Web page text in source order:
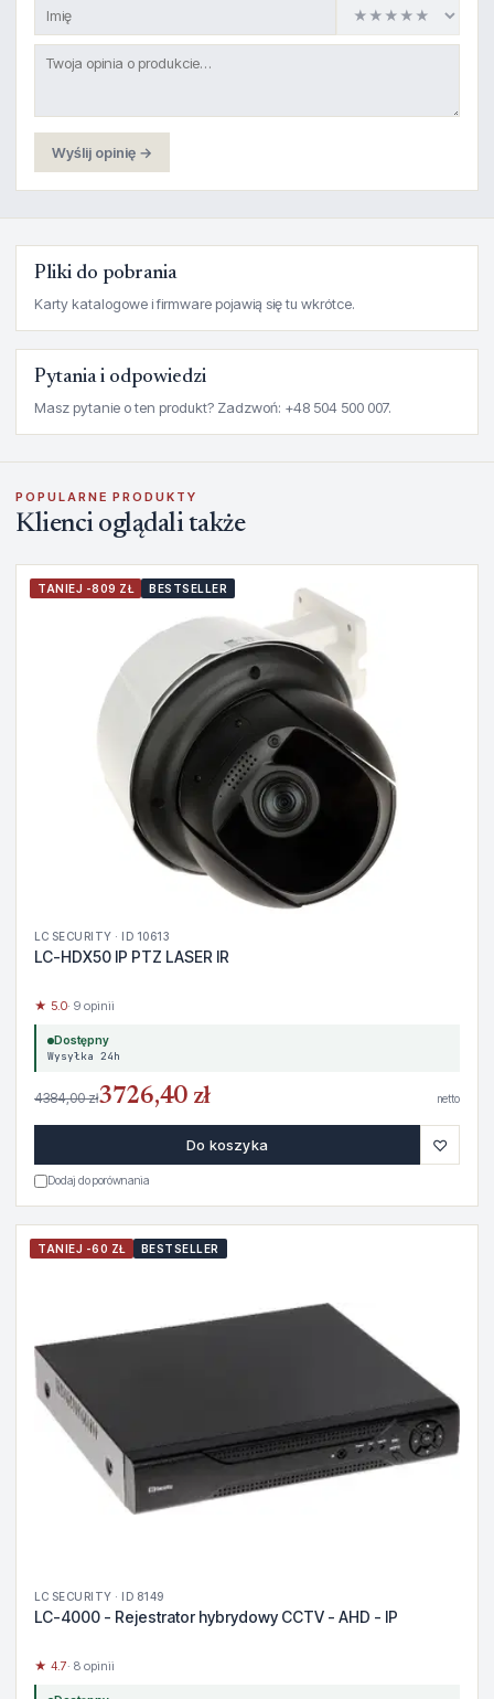
Wyślij opinię →
Pliki do pobrania
Karty katalogowe i firmware pojawią się tu wkrótce.
Pytania i odpowiedzi
Masz pytanie o ten produkt? Zadzwoń: +48 504 500 007.
POPULARNE PRODUKTY
Klienci oglądali także
TANIEJ -809 ZŁ BESTSELLER
LC SECURITY · ID 10613
LC-HDX50 IP PTZ LASER IR
★ 5.0· 9 opinii
Dostępny
Wysyłka 24h
4384,00 zł3726,40 zł netto
Do koszyka ♡
Dodaj do porównania
TANIEJ -60 ZŁ BESTSELLER
LC SECURITY · ID 8149
LC-4000 - Rejestrator hybrydowy CCTV - AHD - IP
★ 4.7· 8 opinii